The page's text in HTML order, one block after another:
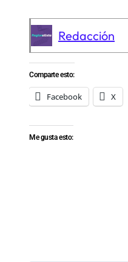
Redacción
Comparte esto:
Facebook X
Me gusta esto: